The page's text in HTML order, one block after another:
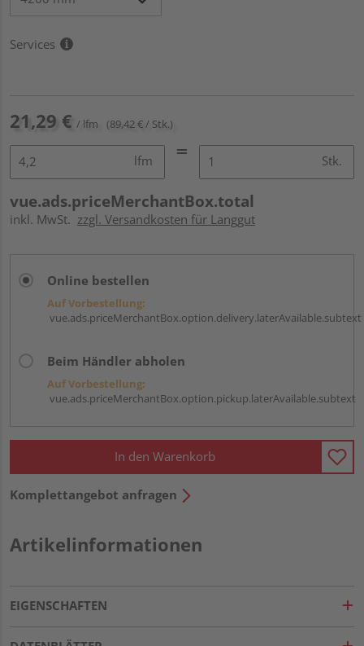
Services
21,29 € / lfm (89,42 € / Stk.)
lfm Stk.
vue.ads.priceMerchantBox.total
inkl. MwSt. zzgl. Versandkosten für Langgut
Online bestellen
Auf Vorbestellung:
vue.ads.priceMerchantBox.option.delivery.laterAvailable.subtext
Beim Händler abholen
Auf Vorbestellung:
vue.ads.priceMerchantBox.option.pickup.laterAvailable.subtext
In den Warenkorb
Komplettangebot anfragen
Artikelinformationen
EIGENSCHAFTEN